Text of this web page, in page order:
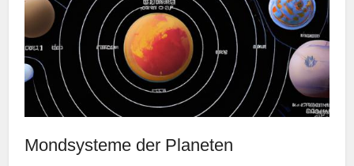
Mondsysteme der Planeten